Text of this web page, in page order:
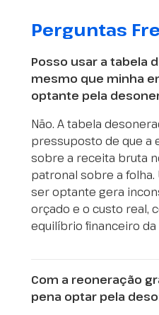
Perguntas
Posso usar a tabela
mesmo que minha
optante pela
Não. A tabela
pressuposto de que a
sobre a receita bruta
patronal sobre a
ser optante gera
orçado e o custo real,
equilíbrio financeiro da
Com a reoneração
pena optar pela